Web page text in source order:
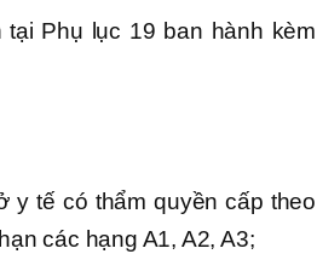
Phụ lục 19 ban hành kèm
y tế có thẩm quyền cấp theo
các hạng A1, A2, A3;